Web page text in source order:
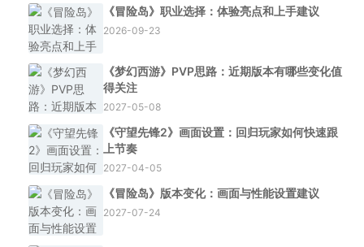
《冒险岛》职业选择：体验亮点和上手建议
2026-09-23
《梦幻西游》PVP思路：近期版本有哪些变化值
得关注
2027-05-08
《守望先锋2》画面设置：回归玩家如何快速跟
上节奏
2027-04-05
《冒险岛》版本变化：画面与性能设置建议
2027-07-24